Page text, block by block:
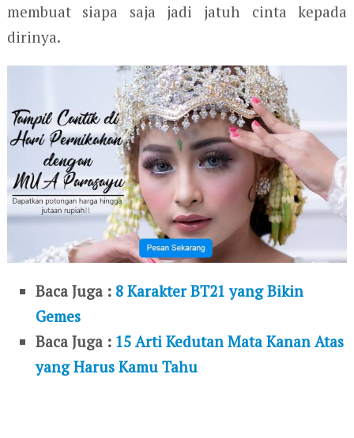
membuat siapa saja jadi jatuh cinta kepada
dirinya.
Baca Juga : 8 Karakter BT21 yang Bikin
Gemes
Baca Juga : 15 Arti Kedutan Mata Kanan Atas
yang Harus Kamu Tahu